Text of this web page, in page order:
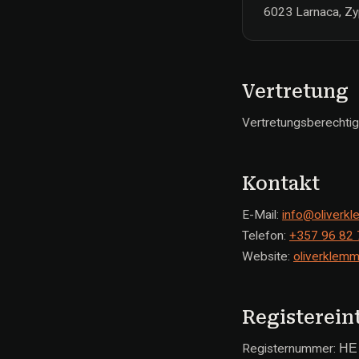
6023 Larnaca,
Vertretung
Kontakt
E-Mail:
Telefon: +357 96 82
Website:
Registernummer: